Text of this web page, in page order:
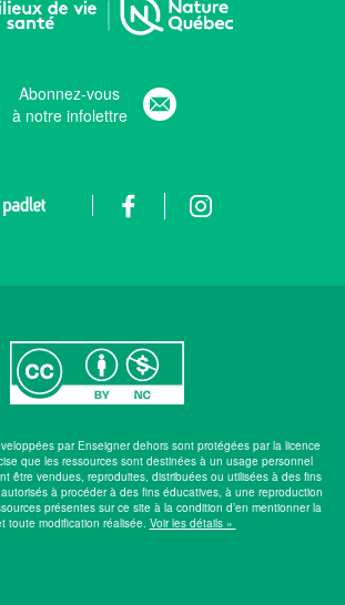
Abonnez-vous
à notre infolettre
par Enseigner dehors sont protégées par la licence
que les ressources sont destinées à un usage personnel
être vendues, reproduites, distribuées ou utilisées à des fins
à procéder à des fins éducatives, à une reproduction
présentes sur ce site à la condition d’en mentionner la
toute modification réalisée. Voir les détails »